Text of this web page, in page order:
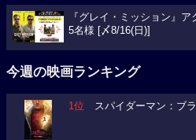
『グレイ・ミッション』
5名様 [〆8/16(日)]
今週の映画ランキング
1位 スパイダーマン：ブ